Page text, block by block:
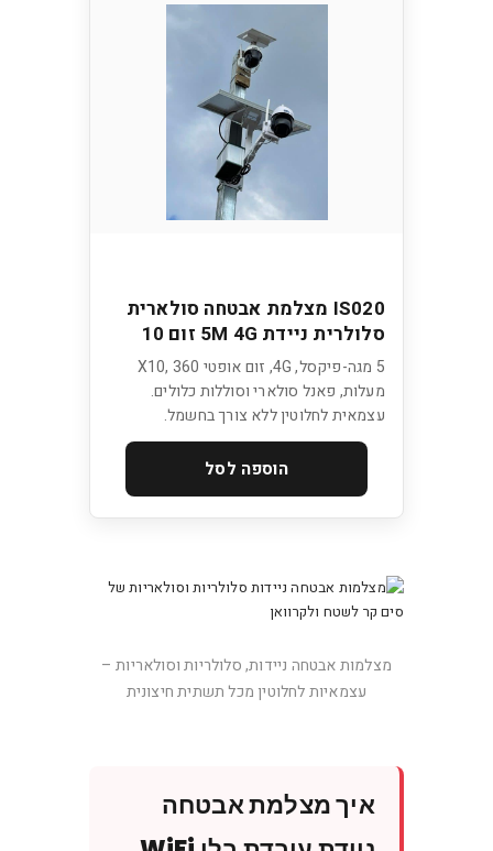
IS020 מצלמת אבטחה סולארית
סלולרית ניידת 5M 4G זום 10
5 מגה-פיקסל, 4G, זום אופטי X10, 360
מעלות, פאנל סולארי וסוללות כלולים.
עצמאית לחלוטין ללא צורך בחשמל.
הוספה לסל
מצלמות אבטחה ניידות, סלולריות וסולאריות –
עצמאיות לחלוטין מכל תשתית חיצונית
איך מצלמת אבטחה